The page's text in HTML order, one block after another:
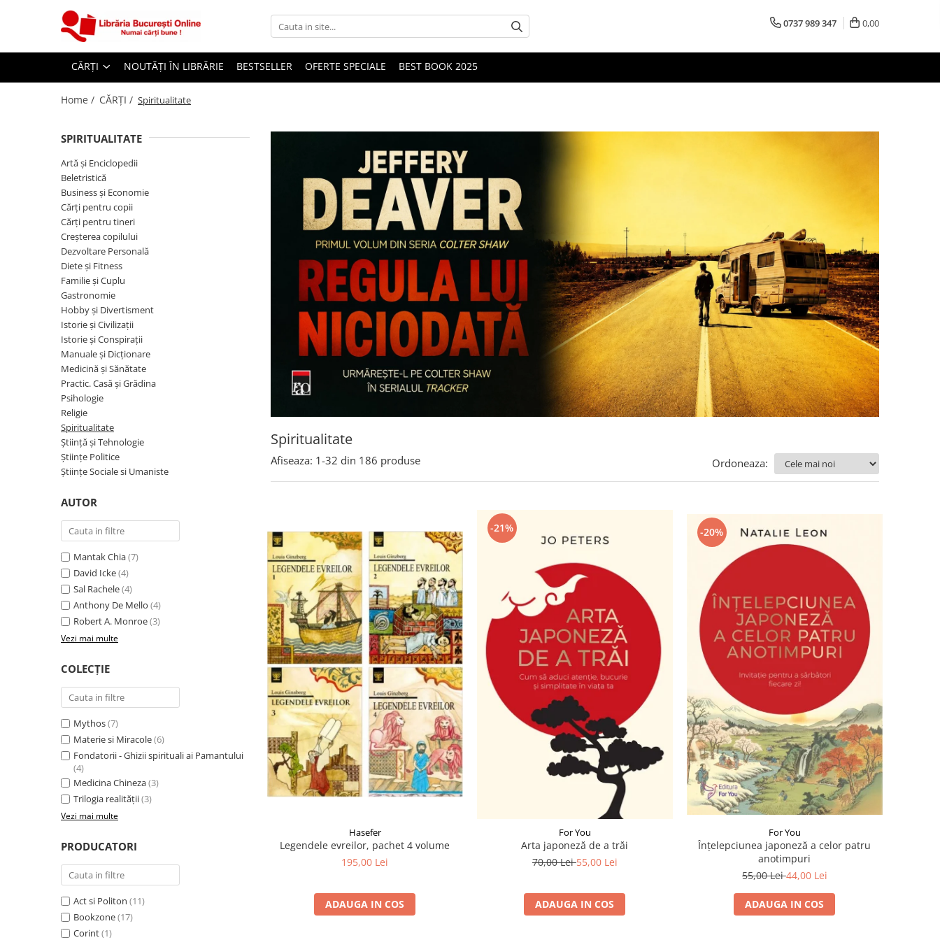
Artă și Enciclopedii
Beletristică
Cărți pentru copii
Cărți pentru tineri
Creșterea copilului
Dezvoltare Personală
Diete și Fitness
Familie și Cuplu
Hobby și Divertisment
Istorie și Civilizații
Istorie și Conspirații
Manuale și Dicționare
Medicină și Sănătate
Practic. Casă și Grădina
Spiritualitate
Știință și Tehnologie
Științe Sociale si Umaniste
0737 989 347 0,00
CĂRȚI NOUTĂȚI ÎN LIBRĂRIE BESTSELLER OFERTE SPECIALE BEST BOOK 2025
Home / CĂRȚI / Spiritualitate
Spiritualitate
SPIRITUALITATE
Artă și Enciclopedii
Beletristică
Business și Economie
Cărți pentru copii
Cărți pentru tineri
Creșterea copilului
Dezvoltare Personală
Diete și Fitness
Familie și Cuplu
Gastronomie
Hobby și Divertisment
Istorie și Civilizații
Istorie și Conspirații
Manuale și Dicționare
Medicină și Sănătate
Practic. Casă și Grădina
Psihologie
Religie
Spiritualitate
Știință și Tehnologie
Științe Politice
Științe Sociale si Umaniste
AUTOR
Mantak Chia(7)
David Icke(4)
Sal Rachele(4)
Anthony De Mello (4)
Robert A. Monroe(3)
Vezi mai multe
COLECȚIE
Mythos(7)
Materie si Miracole(6)
Fondatorii - Ghizii spirituali ai Pamantului
(4)
Medicina Chineza(3)
Trilogia realității(3)
Vezi mai multe
PRODUCATORI
Act si Politon (11)
Bookzone(17)
Corint(1)
Afiseaza: 1-32 din 186 produse Ordoneaza:
Hasefer
Legendele evreilor, pachet 4 volume
195,00 Lei
ADAUGA IN COS
-21%
For You
Arta japoneză de a trăi
70,00 Lei55,00 Lei
ADAUGA IN COS
-20%
For You
Înțelepciunea japoneză a celor patru
anotimpuri
55,00 Lei44,00 Lei
ADAUGA IN COS